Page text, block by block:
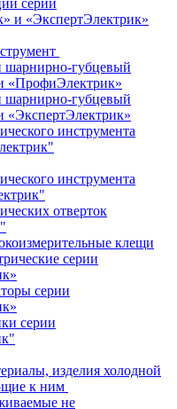
серий
и «ЭкспертЭлектрик»
шарнирно-губцевый
«ПрофиЭлектрик»
шарнирно-губцевый
«ЭкспертЭлектрик»
инструмента
инструмента
отверток
клещи
серии
серии
серии
изделия холодной
к ним
не